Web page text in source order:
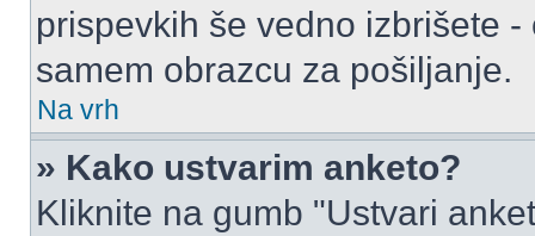
prispevkih še vedno izbrišete
samem obrazcu za pošiljanje.
Na vrh
» Kako ustvarim anketo?
Kliknite na gumb "Ustvari